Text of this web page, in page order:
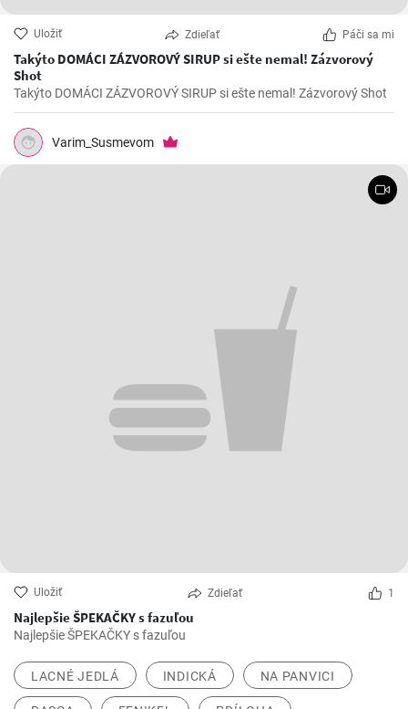
Uložiť Zdieľať Páči sa mi
Takýto DOMÁCI ZÁZVOROVÝ SIRUP si ešte nemal! Zázvorový
Shot
Takýto DOMÁCI ZÁZVOROVÝ SIRUP si ešte nemal! Zázvorový Shot
Varim_Susmevom
Uložiť Zdieľať 1
Najlepšie ŠPEKAČKY s fazuľou
Najlepšie ŠPEKAČKY s fazuľou
LACNÉ JEDLÁ INDICKÁ NA PANVICI